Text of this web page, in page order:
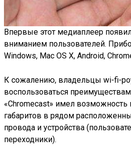
Впервые этот медиаплеер
вниманием пользователей.
Windows, Mac OS X, Android,
К сожалению, владельцы wi-fi-
воспользоваться
«Chromecast» имел возможность
габаритов в рядом
провода и устройства
переходники).